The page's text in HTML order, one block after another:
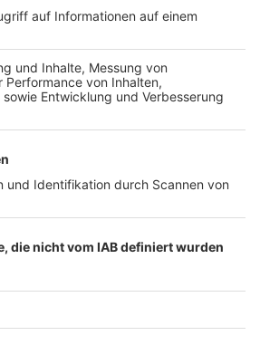
Datenschutz Impressum